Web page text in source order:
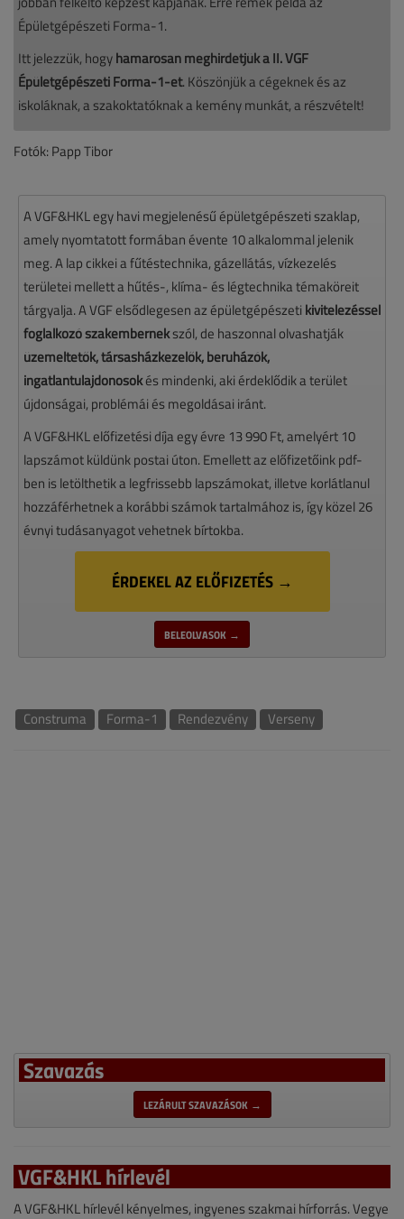
Épületgépészeti Forma-1.
Itt jelezzük, hogyhamarosan meghirdetjük a II. VGF
Épületgépészeti Forma-1-et. Köszönjük a cégeknek és az
iskoláknak, a szakoktatóknak a kemény munkát, a részvételt!
Fotók: Papp Tibor
A VGF&HKL egy havi megjelenésű épületgépészeti szaklap,
amely nyomtatott formában évente 10 alkalommal jelenik
meg. A lap cikkei a fűtéstechnika, gázellátás, vízkezelés
területei mellett a hűtés-, klíma- és légtechnika témaköreit
tárgyalja. A VGF elsődlegesen az épületgépészeti kivitelezéssel
foglalkozó szakembernekszól, de haszonnal olvashatják
üzemeltetők, társasházkezelők, beruházók,
ingatlantulajdonosokés mindenki, aki érdeklődik a terület
újdonságai, problémái és megoldásai iránt.
A VGF&HKL előfizetési díja egy évre 13 990 Ft, amelyért 10
lapszámot küldünk postai úton. Emellett az előfizetőink pdf-
ben is letölthetik a legfrissebb lapszámokat, illetve korlátlanul
hozzáférhetnek a korábbi számok tartalmához is, így közel 26
évnyi tudásanyagot vehetnek bírtokba.
ÉRDEKEL AZ ELŐFIZETÉS →
BELEOLVASOK →
Construma Forma-1 Rendezvény Verseny
Szavazás
LEZÁRULT SZAVAZÁSOK →
VGF&HKL hírlevél
A VGF&HKL hírlevél kényelmes, ingyenes szakmai hírforrás. Vegye